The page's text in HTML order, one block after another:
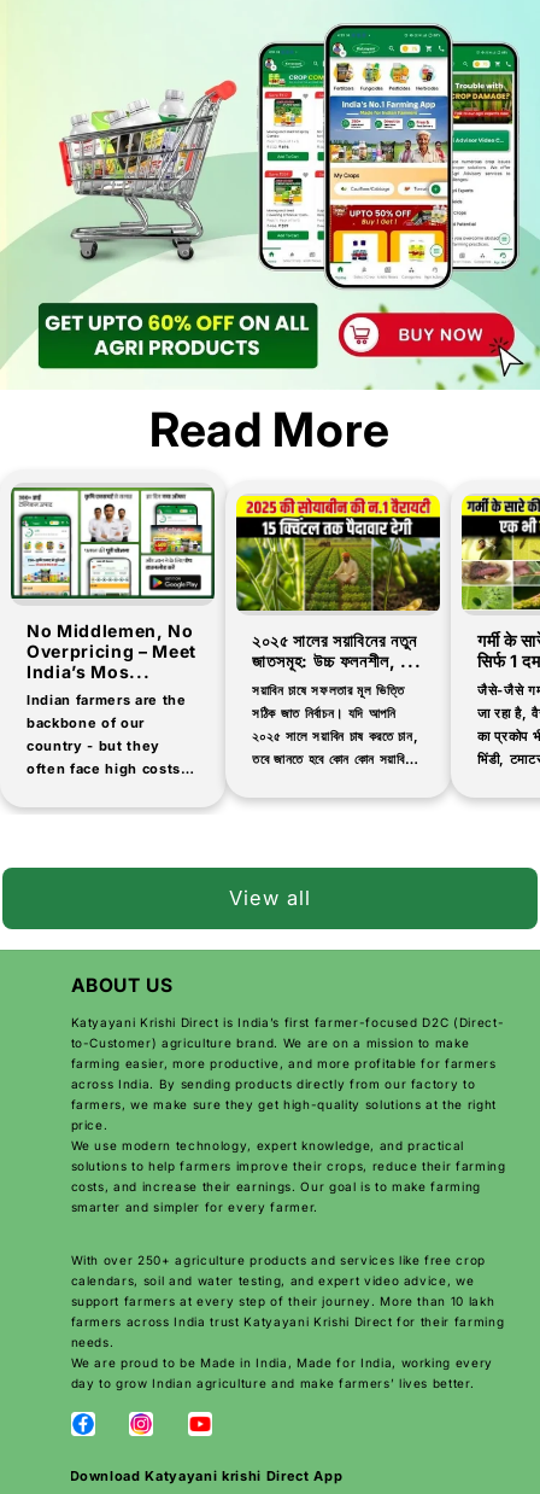
Read More
No Middlemen, No
Overpricing – Meet
India’s Mos...
Indian farmers are the
backbone of our
country - but they
often face high costs
products when buying
২০২৫ সালের সয়াবিনের নতুন
জাতসমূহ: উচ্চ ফলনশীল, ...
সয়াবিন চাষে সফলতার মূল ভিত্তি
সঠিক জাত নির্বাচন। যদি আপনি
২০২৫ সালে সয়াবিন চাষ করতে চান,
তবে জানতে হবে কোন কোন সয়াবিনের
রোগ প্রতিরোধী।...
गर्मी के
सिर्फ 1
जैसे-जैसे
जा रहा है,
का प्रकोप
भिंडी,
View all
ABOUT US
Katyayani Krishi Direct is India’s first farmer-focused D2C (Direct-
to-Customer) agriculture brand. We are on a mission to make
farming easier, more productive, and more profitable for farmers
across India. By sending products directly from our factory to
farmers, we make sure they get high-quality solutions at the right
price.
We use modern technology, expert knowledge, and practical
solutions to help farmers improve their crops, reduce their farming
costs, and increase their earnings. Our goal is to make farming
smarter and simpler for every farmer.
With over 250+ agriculture products and services like free crop
calendars, soil and water testing, and expert video advice, we
support farmers at every step of their journey. More than 10 lakh
farmers across India trust Katyayani Krishi Direct for their farming
needs.
We are proud to be Made in India, Made for India, working every
day to grow Indian agriculture and make farmers’ lives better.
Download Katyayani krishi Direct App